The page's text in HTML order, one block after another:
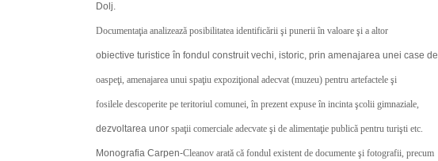
Dolj.
Documentaţia analizează posibilitatea identificării şi punerii în valoare şi a altor
obiective turistice în fondul construit vechi, istoric, prin amenajarea unei case de
oaspeţi, amenajarea unui spaţiu expoziţional adecvat (muzeu) pentru artefactele şi
fosilele descoperite pe teritoriul comunei, în prezent expuse în incinta şcolii gimnaziale,
dezvoltarea unor spaţii comerciale adecvate şi de alimentaţie publică pentru turişti etc.
Monografia Carpen-Cleanov arată că fondul existent de documente şi fotografii, precum